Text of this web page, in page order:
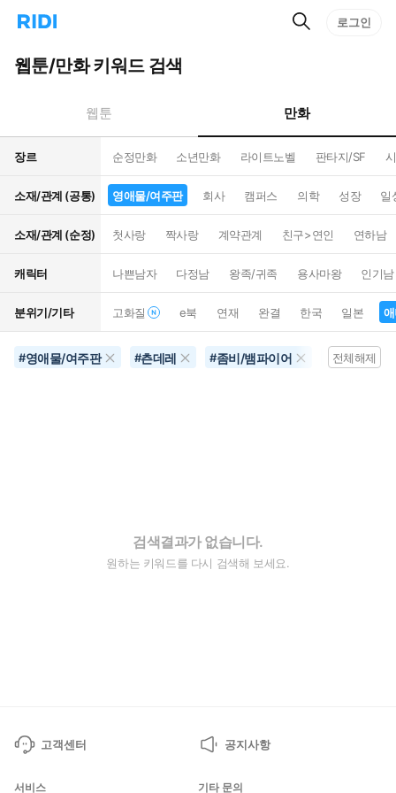
리
홈
으
턴
트
검
로그인
웹툰/만화 키워드 검색
웹툰 만화
장르 순정만화 소년만화 라이트노벨 판타지/SF
소재/관계 (공통) 영애물/여주판 회사 캠퍼스 의학 성장 일
소재/관계 (순정) 첫사랑 짝사랑 계약관계 친구>연인 연하남
캐릭터 나쁜남자 다정남 왕족/귀족 용사마왕 인기남
분위기/기타 고화질 e북 연재 완결 한국 일본
#영애물/여주판 #츤데레 #좀비/뱀파이어 공포물
전체해제
검색결과가 없습니다.
원하는 키워드를 다시 검색해 보세요.
고객센터 공지사항
서비스 기타 문의